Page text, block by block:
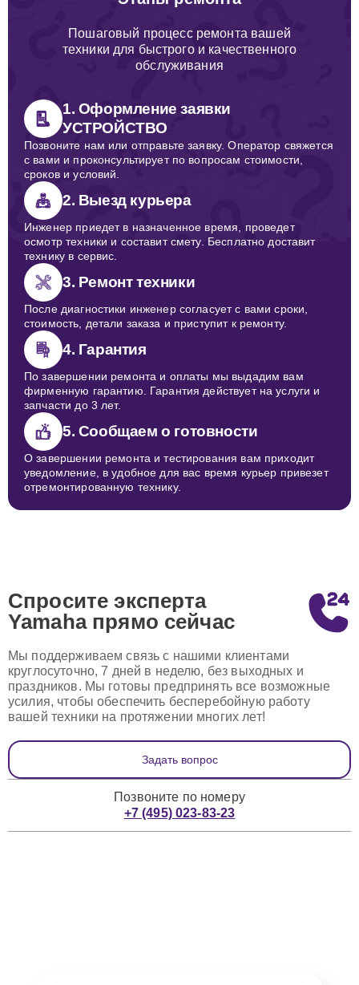
Пошаговый процесс ремонта вашей
техники для быстрого и качественного
обслуживания
1. Оформление заявки
УСТРОЙСТВО
Позвоните нам или отправьте заявку. Оператор свяжется
с вами и проконсультирует по вопросам стоимости,
сроков и условий.
2. Выезд курьера
Инженер приедет в назначенное время, проведет
осмотр техники и составит смету. Бесплатно доставит
технику в сервис.
3. Ремонт техники
После диагностики инженер согласует с вами сроки,
стоимость, детали заказа и приступит к ремонту.
4. Гарантия
По завершении ремонта и оплаты мы выдадим вам
фирменную гарантию. Гарантия действует на услуги и
запчасти до 3 лет.
5. Сообщаем о готовности
О завершении ремонта и тестирования вам приходит
уведомление, в удобное для вас время курьер привезет
отремонтированную технику.
Спросите эксперта
Yamaha прямо сейчас
Мы поддерживаем связь с нашими клиентами
круглосуточно, 7 дней в неделю, без выходных и
праздников. Мы готовы предпринять все возможные
усилия, чтобы обеспечить бесперебойную работу
вашей техники на протяжении многих лет!
Задать вопрос
Позвоните по номеру
+7 (495) 023-83-23